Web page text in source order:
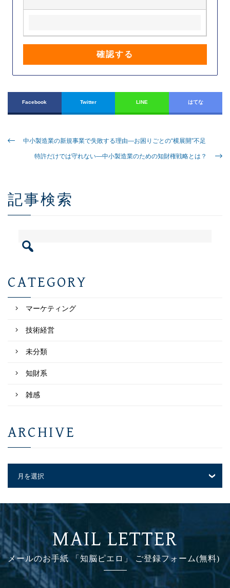
Facebook Twitter LINE はてな
中小製造業の新規事業で失敗する理由―お困りごとの“横展開”不足
特許だけでは守れない―中小製造業のための知財権戦略とは？
記事検索
索:
CATEGORY
マーケティング
技術経営
未分類
知財系
雑感
ARCHIVE
ARCHIVE
MAIL LETTER
メールのお手紙 「知脳ピエロ」 ご登録フォーム(無料)